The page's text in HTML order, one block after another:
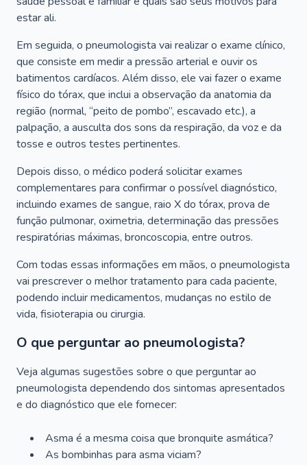
estar ali.
Em seguida, o pneumologista vai realizar o exame clínico,
que consiste em medir a pressão arterial e ouvir os
batimentos cardíacos. Além disso, ele vai fazer o exame
físico do tórax, que inclui a observação da anatomia da
região (normal, “peito de pombo”, escavado etc.), a
palpação, a ausculta dos sons da respiração, da voz e da
tosse e outros testes pertinentes.
Depois disso, o médico poderá solicitar exames
complementares para confirmar o possível diagnóstico,
incluindo exames de sangue, raio X do tórax, prova de
função pulmonar, oximetria, determinação das pressões
respiratórias máximas, broncoscopia, entre outros.
Com todas essas informações em mãos, o pneumologista
vai prescrever o melhor tratamento para cada paciente,
podendo incluir medicamentos, mudanças no estilo de
vida, fisioterapia ou cirurgia.
O que perguntar ao pneumologista?
Veja algumas sugestões sobre o que perguntar ao
pneumologista dependendo dos sintomas apresentados
e do diagnóstico que ele fornecer:
Asma é a mesma coisa que bronquite asmática?
As bombinhas para asma viciam?